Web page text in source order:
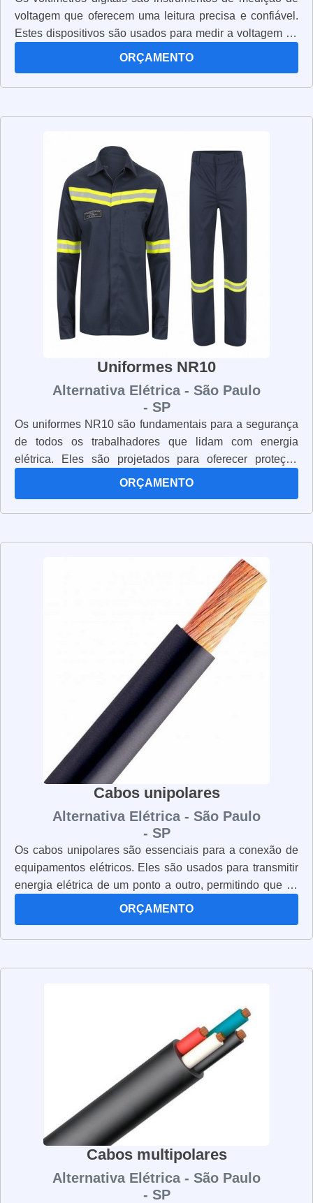
voltagem que oferecem uma leitura precisa e confiável.
Estes dispositivos são usados para medir a voltagem de
circuitos elétricos, permitindo que os usuários verifiquem
voltímetros digitais são muito fáceis de usar e oferecem
compactos e leves, o que os torna ideais para uso em
seguros, pois possuem proteção contra sobrecarga e
curto-circuito. Estes dispositivos são extremamente úteis
para qualquer pessoa que precise medir voltagem de
circuitos elétricos, pois oferecem uma leitura precisa e
confiável.
ORÇAMENTO
Uniformes NR10
Alternativa Elétrica - São Paulo
- SP
Os uniformes NR10 são fundamentais para a segurança
de todos os trabalhadores que lidam com energia
elétrica. Eles são projetados para oferecer proteção
contra choques elétricos, queimaduras, riscos mecânicos
fabricados com materiais resistentes e duráveis, que
eles são projetados para serem fáceis de usar e manter.
Os uniformes NR10 são obrigatórios para todos os
trabalhadores que lidam com energia elétrica, pois eles
oferecem a segurança necessária para evitar acidentes.
É importante que os trabalhadores usem os uniformes
corretamente e que os mantenham limpos e em boas
condições. Os uniformes NR10 são essenciais para
garantir a segurança de todos os trabalhadores que
lidam com energia elétrica.
ORÇAMENTO
Cabos unipolares
Alternativa Elétrica - São Paulo
- SP
Os cabos unipolares são essenciais para a conexão de
equipamentos elétricos. Eles são usados para transmitir
energia elétrica de um ponto a outro, permitindo que os
dispositivos funcionem corretamente. Os cabos
duráveis, como cobre, alumínio e aço. Eles são
corrosão. Além disso, eles são resistentes ao fogo e às
ambientes externos. Os cabos unipolares são fáceis de
instalar e manter. Eles são leves e flexíveis, o que os
torna ideais para uso em espaços apertados. Além disso,
eles são resistentes a vibrações e choques, o que os
torna ideais para uso em equipamentos industriais. Os
cabos unipolares são uma solução eficaz para a
conexão de equipamentos elétricos. Eles são
resistentes, duráveis e fáceis de instalar e manter. Se
você precisa de cabos unipolares para sua instalação
elétrica, não hesite em procurar por um fornecedor de
qualidade.
ORÇAMENTO
Cabos multipolares
Alternativa Elétrica - São Paulo
- SP